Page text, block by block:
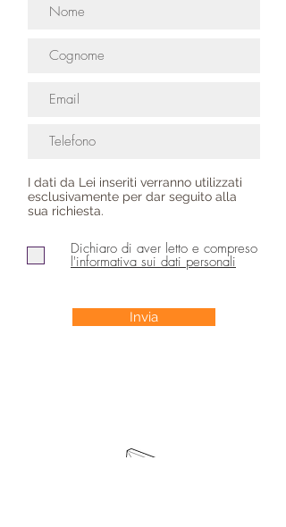
I dati da Lei inseriti verranno utilizzati
esclusivamente per dar seguito alla
sua richiesta.
Dichiaro di aver letto e compreso
l'informativa sui dati personali
Invia